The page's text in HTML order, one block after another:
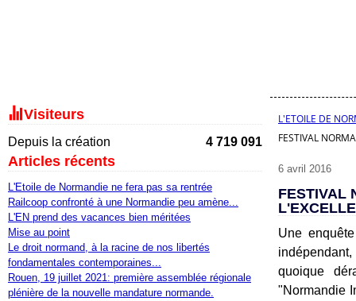
Visiteurs
Depuis la création 4 719 091
Articles récents
L'Etoile de Normandie ne fera pas sa rentrée
Railcoop confronté à une Normandie peu amène...
L'EN prend des vacances bien méritées
Mise au point
Le droit normand, à la racine de nos libertés
fondamentales contemporaines...
Rouen, 19 juillet 2021: première assemblée régionale
plénière de la nouvelle mandature normande.
L'ETOILE DE
FESTIVAL
6 avril 2016
FESTIVAL
Une
quoique
"Normandie